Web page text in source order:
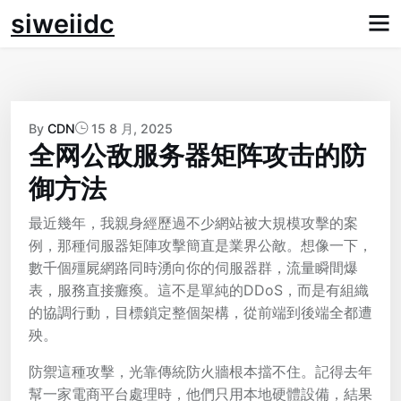
Skip
tosiweiidc
By CDN 15 8 月, 2025
全网公敌服务器矩阵攻击的防
御方法
最近幾年，我親身經歷過不少網站被大規模攻擊的案
例，那種伺服器矩陣攻擊簡直是業界公敵。想像一下，
數千個殭屍網路同時湧向你的伺服器群，流量瞬間爆
表，服務直接癱瘓。這不是單純的DDoS，而是有組織
的協調行動，目標鎖定整個架構，從前端到後端全都遭
殃。
防禦這種攻擊，光靠傳統防火牆根本擋不住。記得去年
幫一家電商平台處理時，他們只用本地硬體設備，結果